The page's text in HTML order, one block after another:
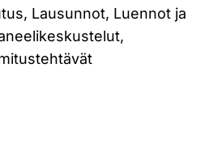
Lausunnot, Luennot ja